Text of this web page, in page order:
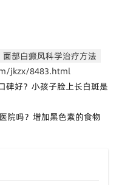
面部白癜风科学治疗方法
jkzx/8483.html
碑好？小孩子脸上长白斑是
院吗？增加黑色素的食物